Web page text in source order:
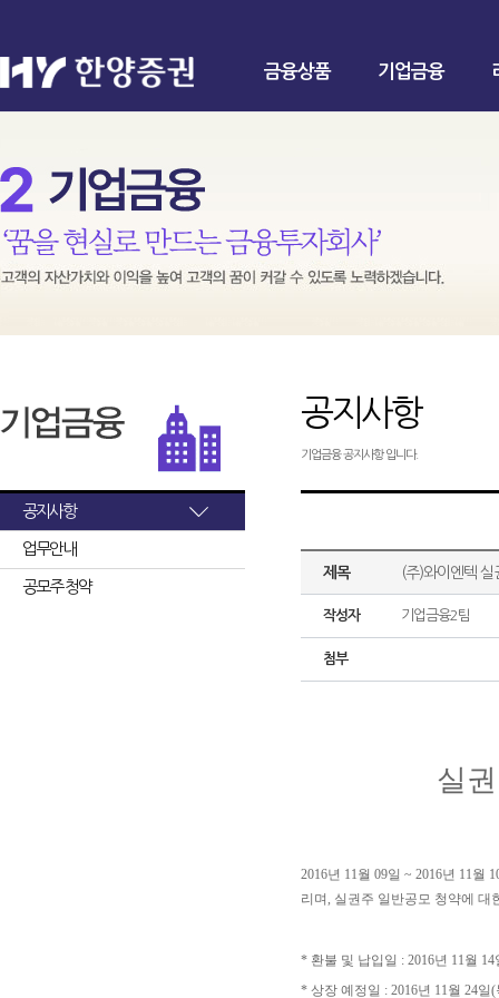
금융상품 기업금융
공지사항
업무안내
공모주 청약
공지사항
기업금융 공지사항 입니다.
제목 (주)와이엔텍 실
작성자 기업금융2팀
첨부
실
2016년 11월 09일 ~ 2016년 11
리며, 실권주 일반공모 청약에 대
* 환불 및 납입일 : 2016년 11월 14
* 상장 예정일 : 2016년 11월 24일(